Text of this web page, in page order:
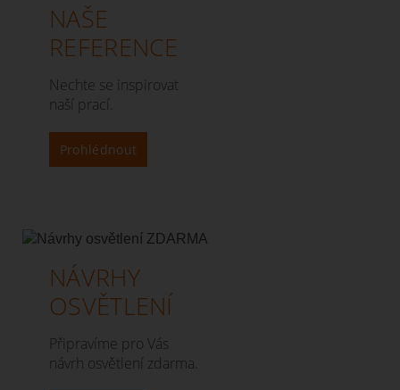
NAŠE
REFERENCE
Nechte se inspirovat
naší prací.
Prohlédnout
NÁVRHY
OSVĚTLENÍ
Připravíme pro Vás
návrh osvětlení zdarma.